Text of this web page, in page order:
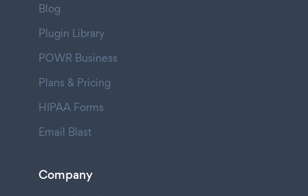
Blog
Plugin Library
POWR Business
Plans & Pricing
HIPAA Forms
Email Blast
Company